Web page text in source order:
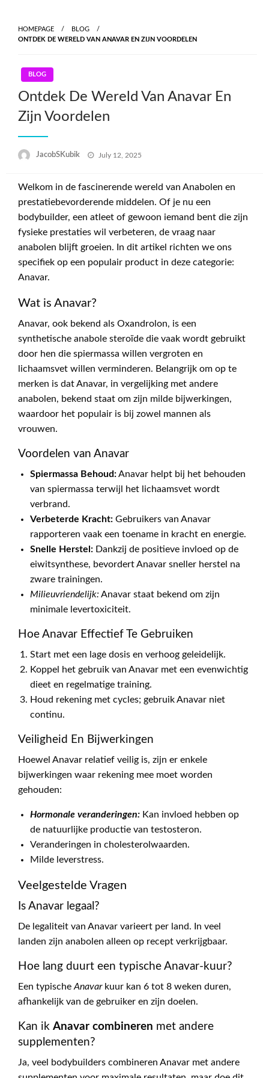
content
HOMEPAGE
BLOG
ONTDEK DE WERELD VAN ANAVAR EN ZIJN VOORDELEN
BLOG
Ontdek De Wereld Van Anavar En
Zijn Voordelen
JacobSKubik
Posted
July 12, 2025
Welkom in de fascinerende wereld van Anabolen en
prestatiebevorderende middelen. Of je nu een
bodybuilder, een atleet of gewoon iemand bent die zijn
fysieke prestaties wil verbeteren, de vraag naar
anabolen blijft groeien. In dit artikel richten we ons
specifiek op een populair product in deze categorie:
Anavar.
Wat is Anavar?
Anavar, ook bekend als Oxandrolon, is een
synthetische anabole steroïde die vaak wordt gebruikt
door hen die spiermassa willen vergroten en
lichaamsvet willen verminderen. Belangrijk om op te
merken is dat Anavar, in vergelijking met andere
anabolen, bekend staat om zijn milde bijwerkingen,
waardoor het populair is bij zowel mannen als
vrouwen.
Voordelen van Anavar
Spiermassa Behoud:Anavar helpt bij het behouden
van spiermassa terwijl het lichaamsvet wordt
verbrand.
Verbeterde Kracht: Gebruikers van Anavar
rapporteren vaak een toename in kracht en energie.
Snelle Herstel: Dankzij de positieve invloed op de
eiwitsynthese, bevordert Anavar sneller herstel na
zware trainingen.
Milieuvriendelijk: Anavar staat bekend om zijn
minimale levertoxiciteit.
Hoe Anavar Effectief Te Gebruiken
Start met een lage dosis en verhoog geleidelijk.
Koppel het gebruik van Anavar met een evenwichtig
dieet en regelmatige training.
Houd rekening met cycles; gebruik Anavar niet
continu.
Veiligheid En Bijwerkingen
Hoewel Anavar relatief veilig is, zijn er enkele
bijwerkingen waar rekening mee moet worden
gehouden:
Hormonale veranderingen: Kan invloed hebben op
de natuurlijke productie van testosteron.
Veranderingen in cholesterolwaarden.
Milde leverstress.
Veelgestelde Vragen
Is Anavar legaal?
De legaliteit van Anavar varieert per land. In veel
landen zijn anabolen alleen op recept verkrijgbaar.
Hoe lang duurt een typische Anavar-kuur?
Een typische Anavarkuur kan 6 tot 8 weken duren,
afhankelijk van de gebruiker en zijn doelen.
Kan ik Anavar combineren met andere
supplementen?
Ja, veel bodybuilders combineren Anavar met andere